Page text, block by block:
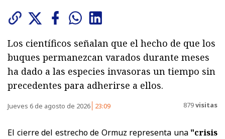
Los científicos señalan que el hecho de que los
buques permanezcan varados durante meses
ha dado a las especies invasoras un tiempo sin
precedentes para adherirse a ellos.
Jueves 6 de agosto de 2026 23:09 879visitas
El cierre del estrecho de Ormuz representa una"crisis